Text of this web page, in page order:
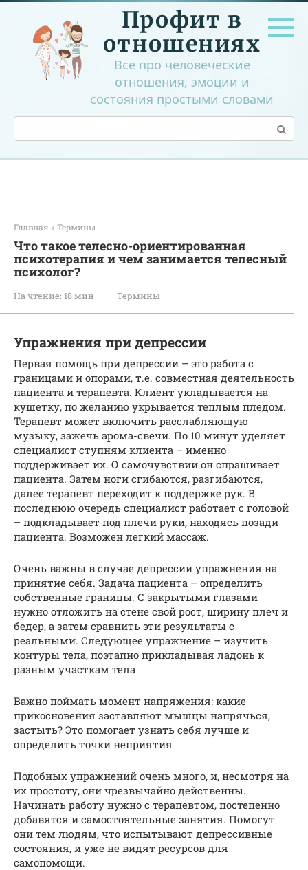
Перейти
контенту
Профит в
отношениях
Все про человеческие
отношения, эмоции и
состояния простыми словами
Поиск:
Главная » Термины
Что такое телесно-ориентированная
психотерапия и чем занимается телесный
психолог?
На чтение: 18 мин Термины
Упражнения при депрессии
Первая помощь при депрессии – это работа с
границами и опорами, т.е. совместная деятельность
пациента и терапевта. Клиент укладывается на
кушетку, по желанию укрывается теплым пледом.
Терапевт может включить расслабляющую
музыку, зажечь арома-свечи. По 10 минут уделяет
специалист ступням клиента – именно
поддерживает их. О самочувствии он спрашивает
пациента. Затем ноги сгибаются, разгибаются,
далее терапевт переходит к поддержке рук. В
последнюю очередь специалист работает с головой
– подкладывает под плечи руки, находясь позади
пациента. Возможен легкий массаж.
Очень важны в случае депрессии упражнения на
принятие себя. Задача пациента – определить
собственные границы. С закрытыми глазами
нужно отложить на стене свой рост, ширину плеч и
бедер, а затем сравнить эти результаты с
реальными. Следующее упражнение – изучить
контуры тела, поэтапно прикладывая ладонь к
разным участкам тела
Важно поймать момент напряжения: какие
прикосновения заставляют мышцы напрячься,
застыть? Это помогает узнать себя лучше и
определить точки неприятия
Подобных упражнений очень много, и, несмотря на
их простоту, они чрезвычайно действенны.
Начинать работу нужно с терапевтом, постепенно
добавятся и самостоятельные занятия. Помогут
они тем людям, что испытывают депрессивные
состояния, и уже не видят ресурсов для
самопомощи.